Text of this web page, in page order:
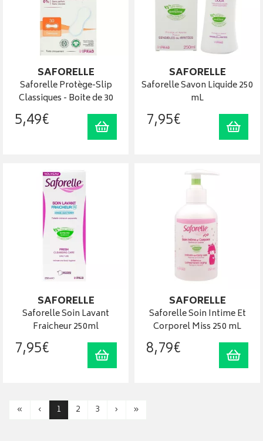
SAFORELLE
Saforelle Protège-Slip
Classiques - Boite de 30
5,49€ Ajouter au panier
SAFORELLE
Saforelle Savon Liquide 250
mL
7,95€
SAFORELLE
Saforelle Soin Lavant
Fraicheur 250ml
7,95€ Ajouter au panier
SAFORELLE
Saforelle Soin Intime Et
Corporel Miss 250 mL
8,79€
« ‹ 1 2 3 › »